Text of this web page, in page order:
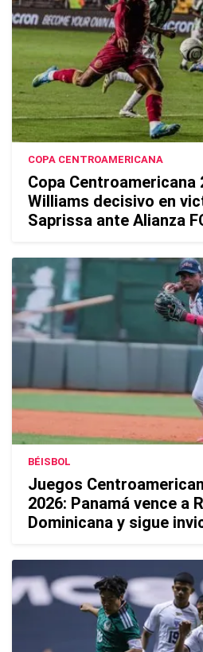
COPA CENTROAMERICANA
Copa Centroamericana
Williams decisivo en
Saprissa ante Alianza
BÉISBOL
Juegos
2026: Panamá vence a
Dominicana y sigue